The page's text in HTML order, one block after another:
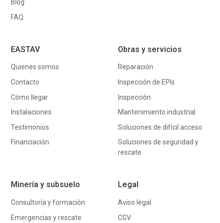
Blog
FAQ
EASTAV
Quienes somos
Contacto
Cómo llegar
Instalaciones
Testimonios
Financiación
Obras y servicios
Reparación
Inspección de EPIs
Inspección
Mantenimiento industrial
Soluciones de difícil acceso
Soluciones de seguridad y
rescate
Minería y subsuelo
Consultoría y formación
Emergencias y rescate
Legal
Aviso legal
CGV